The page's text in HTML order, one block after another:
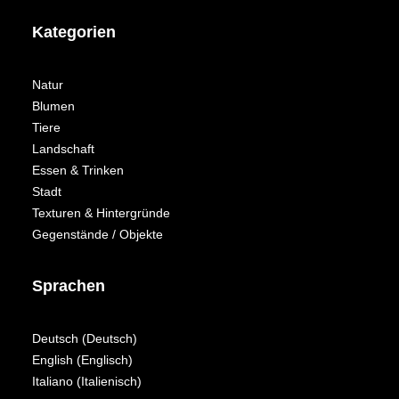
Kategorien
Natur
Blumen
Tiere
Landschaft
Essen & Trinken
Stadt
Texturen & Hintergründe
Gegenstände / Objekte
Sprachen
Deutsch (Deutsch)
English (Englisch)
Italiano (Italienisch)